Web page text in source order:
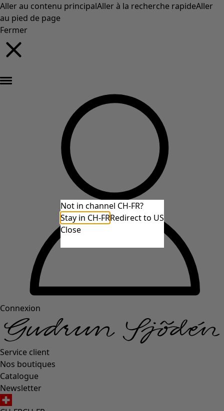
Aller au contenu principalAller à la recherche rapideAller
au pied de page
Fermer
Connexion
Service client
Nos boutiques
Catalogue
Newsletter
Not in channel CH-FR?
Stay in CH-FRRedirect to US
Close